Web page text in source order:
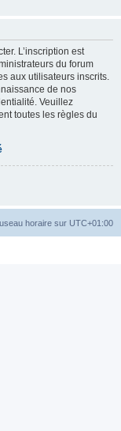
L’inscription est
du forum
aux utilisateurs inscrits.
de nos
Veuillez
toutes les règles du
horaire sur UTC+01:00